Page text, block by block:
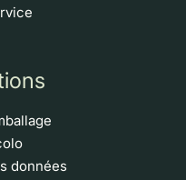
données